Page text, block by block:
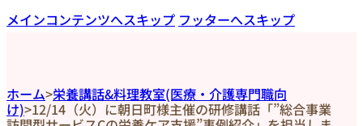
メインコンテンツへスキップ フッターへスキップ
ホーム>栄養講話&料理教室(医療・介護専門職向
け)>12/14（火）に朝日町様主催の研修講話「”総合事業